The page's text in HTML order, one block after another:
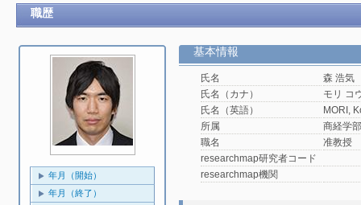
職歴
年月（開始）
年月（終了）
基本情報
氏名
森 浩気
氏名（カナ）
モリ コ
氏名（英語）
MORI,
所属
商経学部
職名
准教授
researchmap研究者コード
researchmap機関